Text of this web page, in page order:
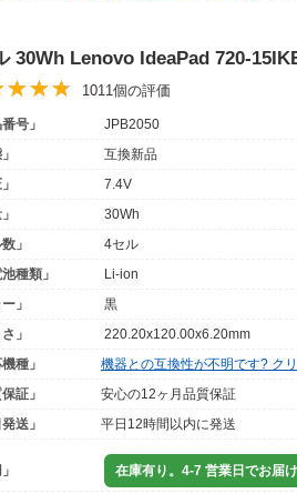
30Wh Lenovo IdeaPad 720-
1011個の評価
号」
JPB2050
互換新品
7.4V
30Wh
」
4セル
池種類」
Li-ion
」
黒
」
220.20x120.00x6.20mm
種」
機器との互換性が不明です? ク
証」
安心の12ヶ月品質保証
送」
平日12時間以内に発送
在庫有り。4-7 営業日でお届け